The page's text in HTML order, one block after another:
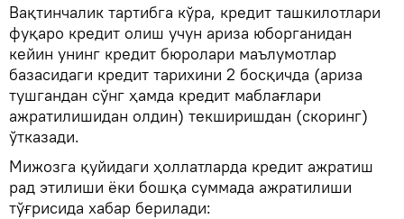
Вақтинчалик тартибга кўра, кредит ташкилотлари
фуқаро кредит олиш учун ариза юборганидан
кейин унинг кредит бюролари маълумотлар
базасидаги кредит тарихини 2 босқичда (ариза
тушгандан сўнг ҳамда кредит маблағлари
ажратилишидан олдин) текширишдан (скоринг)
ўтказади.
Мижозга қуйидаги ҳоллатларда кредит ажратиш
рад этилиши ёки бошқа суммада ажратилиши
тўғрисида хабар берилади: